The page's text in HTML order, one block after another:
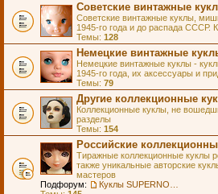
Советские винтажные
Советские винтажные куклы,
1945-го года и до распада СССР.
Темы: 128
Немецкие винтажные
Немецкие винтажные куклы -
1945-го года, их аксессуары и
Темы: 79
Другие коллекционные
Коллекционные куклы, не
разделы
Темы: 154
Российские
Тиражные коллекционные куклы
также уникальные авторские
мастеров
Подфорум: